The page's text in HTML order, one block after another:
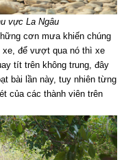
vực La Ngâu
cơn mưa khiến chúng
xe, để vượt qua nó thì xe
tít trên không trung, đây
bài lần này, tuy nhiên từng
của các thành viên trên